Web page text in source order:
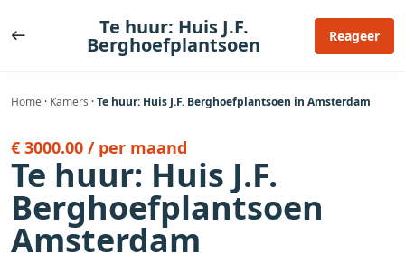
naar
Te huur: Huis J.F.
Berghoefplantsoen Reageer
Home · Kamers ·Te huur: Huis J.F. Berghoefplantsoen in Amsterdam
€ 3000.00 / per maand
Te huur: Huis J.F.
Berghoefplantsoen
Amsterdam